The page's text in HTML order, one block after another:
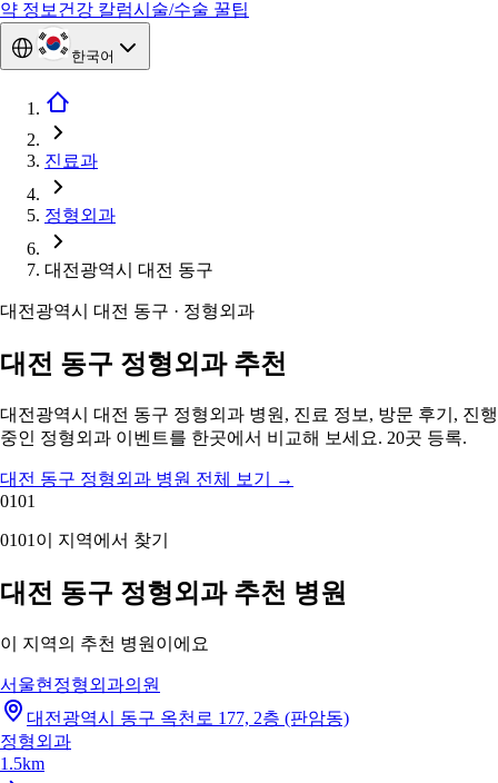
약 정보 건강 칼럼시술/수술 꿀팁
한국어
진료과
정형외과
대전광역시 대전 동구
대전광역시 대전 동구 · 정형외과
대전 동구 정형외과 추천
대전광역시 대전 동구 정형외과 병원, 진료 정보, 방문 후기, 진행
중인 정형외과 이벤트를 한곳에서 비교해 보세요. 20곳 등록.
대전 동구 정형외과 병원 전체 보기
→
0101
0101 이 지역에서 찾기
대전 동구 정형외과 추천 병원
이 지역의 추천 병원이에요
서울현정형외과의원
대전광역시 동구 옥천로 177, 2층 (판암동)
정형외과
1.5km